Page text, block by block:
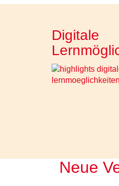
Digitale
Neue